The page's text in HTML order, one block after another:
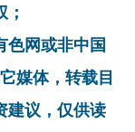
色网或非中国
媒体，转载目
建议，仅供读